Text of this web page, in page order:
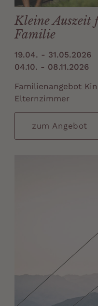
Kleine Auszeit
Familie
19.04. - 31.05.2026
04.10. - 08.11.2026
Familienangebot
Elternzimmer
zum Angebot